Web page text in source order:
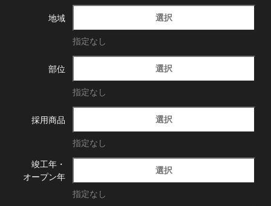
地域 選択
指定なし
部位 選択
指定なし
採用商品 選択
指定なし
竣工年・
オープン年
選択
指定なし